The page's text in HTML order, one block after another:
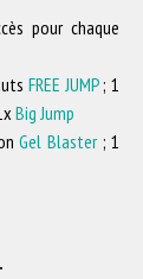
pour chaque
FREE JUMP; 1
Big Jump
Gel Blaster; 1